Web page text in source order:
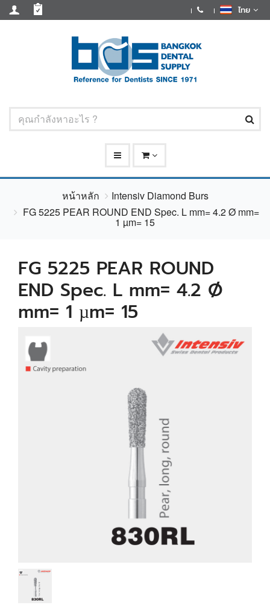
ไทย
หน้าหลัก
Intensiv Diamond Burs
FG 5225 PEAR ROUND END Spec. L mm= 4.2 Ø mm=
1 µm= 15
FG 5225 PEAR ROUND
END Spec. L mm= 4.2 Ø
mm= 1 µm= 15